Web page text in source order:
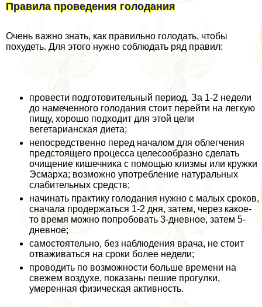
Правила проведения голодания
Очень важно знать, как правильно голодать, чтобы
похудеть. Для этого нужно соблюдать ряд правил:
провести подготовительный период. За 1-2 недели
до намеченного голодания стоит перейти на легкую
пищу, хорошо подходит для этой цели
вегетарианская диета;
непосредственно перед началом для облегчения
предстоящего процесса целесообразно сделать
очищение кишечника с помощью клизмы или кружки
Эсмарха; возможно употрeбление натуральных
слабительных средств;
начинать пpaктику голодания нужно с малых сроков,
сначала продержаться 1-2 дня, затем, через какое-
то время можно попробовать 3-дневное, затем 5-
дневное;
самостоятельно, без наблюдения врача, не стоит
отваживаться на сроки более недели;
проводить по возможности больше времени на
свежем воздухе, показаны пешие прогулки,
умеренная физическая активность.